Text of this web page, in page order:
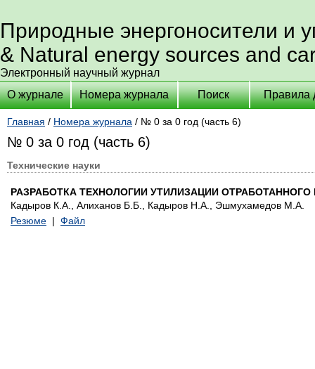
Природные энергоносители и
& Natural energy sources and
Электронный научный журнал
О журнале
Номера журнала Поиск Правила
Главная / Номера журнала / № 0 за 0 год (часть 6)
№ 0 за 0 год (часть 6)
Технические науки
РАЗРАБОТКА ТЕХНОЛОГИИ УТИЛИЗАЦИИ
Кадыров К.А., Алиханов Б.Б., Кадыров Н.А., Эшмухамедов М.А.
Резюме | Файл